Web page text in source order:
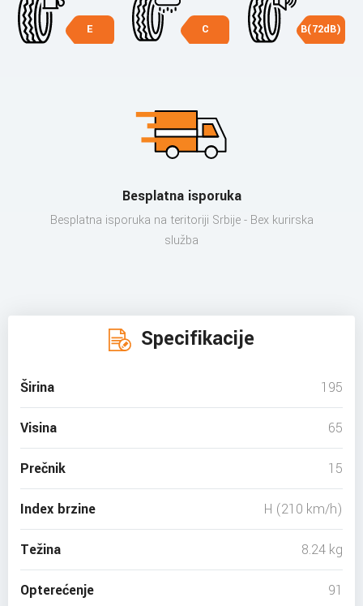
E C B(72dB)
Besplatna isporuka
Besplatna isporuka na teritoriji Srbije - Bex kurirska
služba
Specifikacije
Širina 195
Visina 65
Prečnik 15
Index brzine H (210 km/h)
Težina 8.24 kg
Opterećenje 91